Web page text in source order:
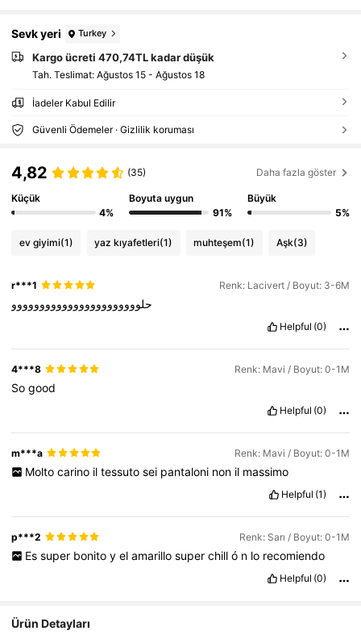
Sevk yeri Turkey
Kargo ücreti 470,74TL kadar düşük
Tah. Teslimat: Ağustos 15 - Ağustos 18
İadeler Kabul Edilir
Güvenli Ödemeler · Gizlilik koruması
4,82 (35) Daha fazla göster
Küçük
4%
Boyuta uygun
91%
Büyük
5%
ev giyimi(1) yaz kıyafetleri(1) muhteşem(1) Aşk(3)
r***1 Renk: Lacivert / Boyut: 3-6M
حلووووووووووووووووووووووو
Helpful (0)
4***8 Renk: Mavi / Boyut: 0-1M
Sogood
Helpful (0)
m***a Renk: Mavi / Boyut: 0-1M
Molto carino il tessuto sei pantaloni non il massimo
Helpful (1)
p***2 Renk: Sarı / Boyut: 0-1M
Es super bonito y el amarillo super chill ó n lo recomiendo
Helpful (0)
Ürün Detayları